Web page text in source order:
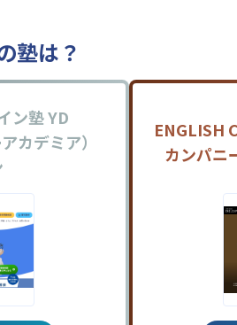
塾は？
ン塾 YD
カデミア）
ENGLISH
カンパニ